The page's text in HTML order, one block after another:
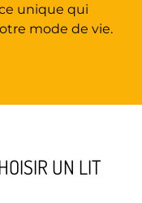
unique qui
mode de vie.
UN LIT